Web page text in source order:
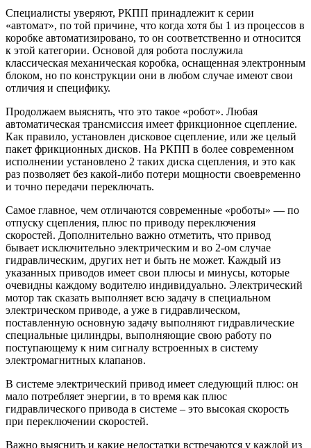
Специалисты уверяют, РКПП принадлежит к серии
«автомат», по той причине, что когда хотя бы 1 из процессов в
коробке автоматизировано, то он соответственно и относится
к этой категории. Основой для робота послужила
классическая механическая коробка, оснащенная электронным
блоком, но по конструкции они в любом случае имеют свои
отличия и специфику.
Продолжаем выяснять, что это такое «робот». Любая
автоматическая трансмиссия имеет фрикционное сцепление.
Как правило, установлен дисковое сцепление, или же целый
пакет фрикционных дисков. На РКПП в более современном
исполнении установлено 2 таких диска сцепления, и это как
раз позволяет без какой-либо потери мощности своевременно
и точно передачи переключать.
Самое главное, чем отличаются современные «роботы» — по
отпуску сцепления, плюс по приводу переключения
скоростей. Дополнительно важно отметить, что привод
бывает исключительно электрическим и во 2-ом случае
гидравлическим, других нет и быть не может. Каждый из
указанных приводов имеет свои плюсы и минусы, которые
очевидны каждому водителю индивидуально. Электрический
мотор так сказать выполняет всю задачу в специальном
электрическом приводе, а уже в гидравлическом,
поставленную основную задачу выполняют гидравлические
специальные цилиндры, выполняющие свою работу по
поступающему к ним сигналу встроенных в систему
электромагнитных клапанов.
В системе электрический привод имеет следующий плюс: он
мало потребляет энергии, в то время как плюс
гидравлического привода в системе – это высокая скорость
при переключении скоростей.
Важно выяснить и какие недостатки встречаются у каждой из